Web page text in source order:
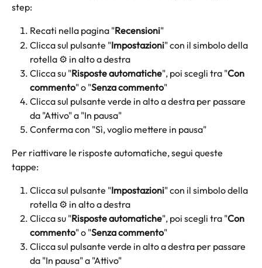
step:
Recati nella pagina "Recensioni"
Clicca sul pulsante "Impostazioni" con il simbolo della
rotella ⚙️ in alto a destra
Clicca su "Risposte automatiche", poi scegli tra "Con
commento" o "Senza commento"
Clicca sul pulsante verde in alto a destra per passare
da "Attivo" a "In pausa"
Conferma con "Sì, voglio mettere in pausa"
Per riattivare le risposte automatiche, segui queste
tappe:
Clicca sul pulsante "Impostazioni" con il simbolo della
rotella ⚙️ in alto a destra
Clicca su "Risposte automatiche", poi scegli tra "Con
commento" o "Senza commento"
Clicca sul pulsante verde in alto a destra per passare
da "In pausa" a "Attivo"